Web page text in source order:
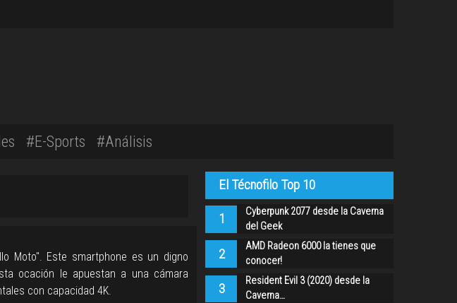
#E-Sports #Análisis
Moto". Este smartphone es un digno
ocación le apuestan a una cámara
con capacidad 4K.
El Técnofilo Top 10
1
Cyberpunk 2077 desde la Caverna
del Geek
2
AMD Radeon 6000 la tienes que
conocer!
3
Resident Evil 3 (2020) desde la
Caverna…